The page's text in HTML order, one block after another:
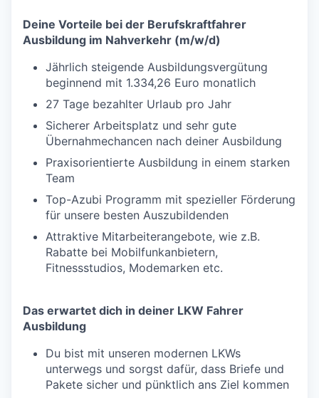
Deine Vorteile bei der Berufskraftfahrer
Ausbildung im Nahverkehr (m/w/d)
Jährlich steigende Ausbildungsvergütung
beginnend mit 1.334,26 Euro monatlich
27 Tage bezahlter Urlaub pro Jahr
Sicherer Arbeitsplatz und sehr gute
Übernahmechancen nach deiner Ausbildung
Praxisorientierte Ausbildung in einem starken
Team
Top-Azubi Programm mit spezieller Förderung
für unsere besten Auszubildenden
Attraktive Mitarbeiterangebote, wie z.B.
Rabatte bei Mobilfunkanbietern,
Fitnessstudios, Modemarken etc.
Das erwartet dich in deiner LKW Fahrer
Ausbildung
Du bist mit unseren modernen LKWs
unterwegs und sorgst dafür, dass Briefe und
Pakete sicher und pünktlich ans Ziel kommen